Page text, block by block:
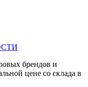
брендов и
цене со склада в